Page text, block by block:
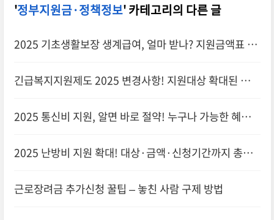
'정부지원금·정책정보' 카테고리의 다른 글
2025 기초생활보장 생계급여, 얼마 받나? 지원금액표 공
긴급복지지원제도 2025 변경사항! 지원대상 확대된 부분
2025 통신비 지원, 알면 바로 절약! 누구나 가능한 혜택
2025 난방비 지원 확대! 대상·금액·신청기간까지 총정
근로장려금 추가신청 꿀팁 – 놓친 사람 구제 방법